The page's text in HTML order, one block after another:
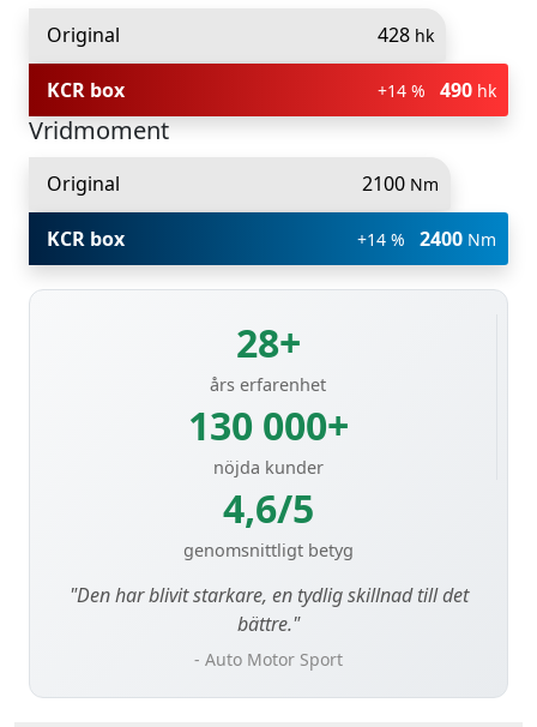
Original 428 hk
KCR box +14 % 490 hk
Vridmoment
Original 2100 Nm
KCR box +14 % 2400 Nm
28+
års erfarenhet
130 000+
nöjda kunder
4,6/5
genomsnittligt betyg
"Den har blivit starkare, en tydlig skillnad till det
bättre."
- Auto Motor Sport